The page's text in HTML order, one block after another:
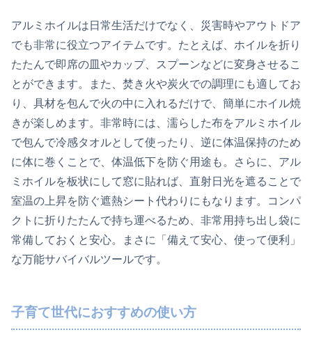
アルミホイルは日常生活だけでなく、災害時やアウトドア
でも非常に役立つアイテムです。たとえば、ホイルを折り
たたんで即席の皿やカップ、スプーンなどに変身させるこ
とができます。また、焚き火や炭火での調理にも適してお
り、具材を包んで火の中に入れるだけで、簡単にホイル焼
きが楽しめます。非常時には、濡らした布をアルミホイル
で包んで冷感タオルとして使ったり、逆に体温保持のため
に体に巻くことで、体温低下を防ぐ用途も。さらに、アル
ミホイルを板状にして窓に貼れば、直射日光を遮ることで
室温の上昇を防ぐ遮熱シート代わりにもなります。コンパ
クトに折りたたんで持ち運べるため、非常用持ち出し袋に
常備しておくと安心。まさに「備えて安心、使って便利」
な万能サバイバルツールです。
子育て世代におすすめの使い方